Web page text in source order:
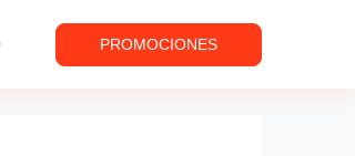
PROMOCIONES